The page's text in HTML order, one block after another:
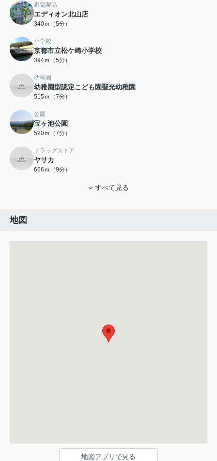
家電製品
エディオン北山店
340ｍ（5分）
小学校
京都市立松ケ崎小学校
394ｍ（5分）
幼稚園
幼稚園型認定こども園聖光幼稚園
515ｍ（7分）
公園
宝ヶ池公園
520ｍ（7分）
ドラッグストア
ヤサカ
666ｍ（9分）
すべて見る
地図
地図アプリで見る